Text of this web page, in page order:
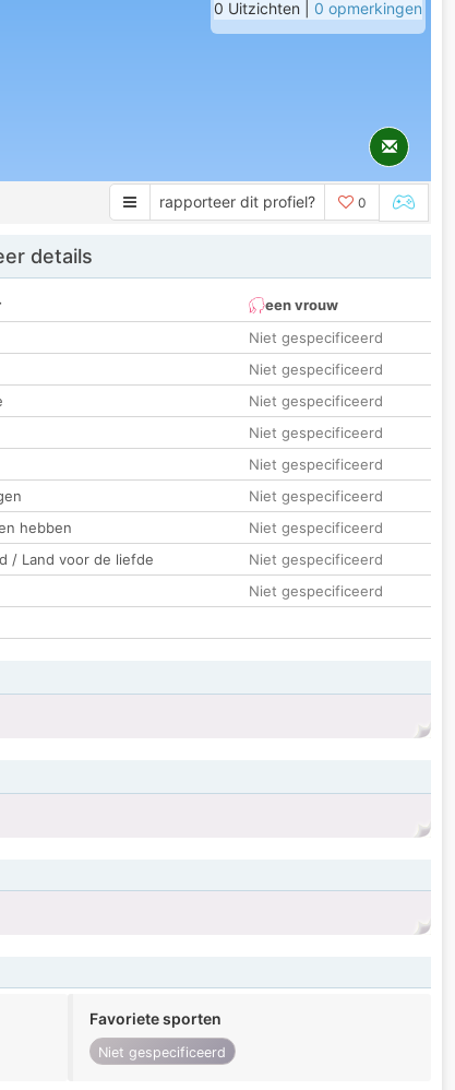
0 Uitzichten | 0 opmerkingen
rapporteer dit profiel? 0
details
een vrouw
Niet gespecificeerd
Niet gespecificeerd
Niet gespecificeerd
Niet gespecificeerd
Niet gespecificeerd
Niet gespecificeerd
hebben
Niet gespecificeerd
/ Land voor de liefde
Niet gespecificeerd
Niet gespecificeerd
Favoriete sporten
Niet gespecificeerd